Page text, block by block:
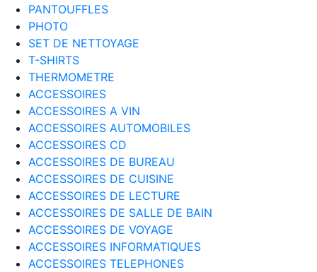
PANTOUFFLES
PHOTO
SET DE NETTOYAGE
T-SHIRTS
THERMOMETRE
ACCESSOIRES
ACCESSOIRES A VIN
ACCESSOIRES AUTOMOBILES
ACCESSOIRES CD
ACCESSOIRES DE BUREAU
ACCESSOIRES DE CUISINE
ACCESSOIRES DE LECTURE
ACCESSOIRES DE SALLE DE BAIN
ACCESSOIRES DE VOYAGE
ACCESSOIRES INFORMATIQUES
ACCESSOIRES TELEPHONES